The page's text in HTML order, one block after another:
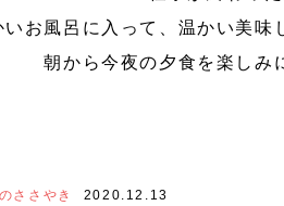
いお風呂に入って、温かい美味
朝から今夜の夕食を楽しみ
ささやき 2020.12.13